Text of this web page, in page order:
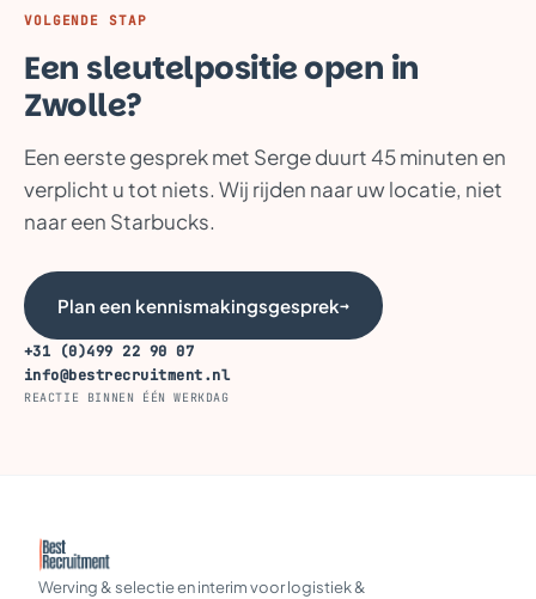
VOLGENDE STAP
Een sleutelpositie open in
Zwolle?
Een eerste gesprek met Serge duurt 45 minuten en
verplicht u tot niets. Wij rijden naar uw locatie, niet
naar een Starbucks.
Plan een kennismakingsgesprek→
+31 (0)499 22 90 07
info@bestrecruitment.nl
REACTIE BINNEN ÉÉN WERKDAG
Werving & selectie en interim voor logistiek &